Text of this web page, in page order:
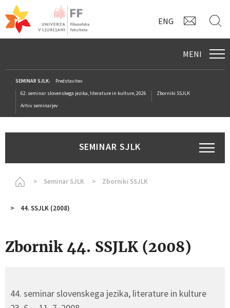
ENG
MENI
SEMINAR SJLK:
Predstavitev
62. seminar slovenskega jezika, literature in kulture, 2026
Zborniki SSJLK
Arhiv seminarjev
SEMINAR SJLK
HomepageSeminar SJLK Zborniki SSJLK
44. SSJLK (2008)
Zbornik 44. SSJLK (2008)
44. seminar slovenskega jezika, literature in kulture